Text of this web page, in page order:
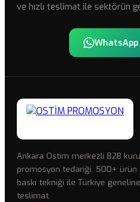
ve hızlı teslimat ile sektörün
WhatsApp
Ankara Ostim merkezli B2B
promosyon tedariği. 500+ ürün
baskı tekniği ile Türkiye
teslimat.